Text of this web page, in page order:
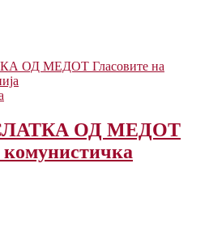
ОД МЕДОТ
комунистичка